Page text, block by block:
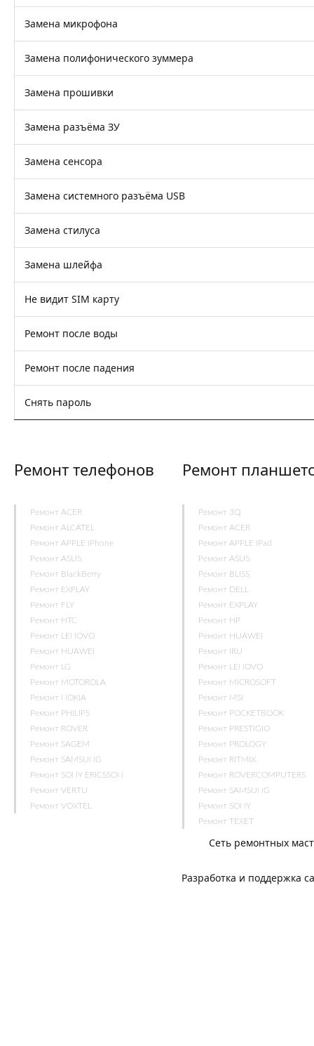
Замена микрофона
Замена полифонического зуммера
Замена прошивки
Замена разъёма ЗУ
Замена сенсора
Замена системного разъёма USB
Замена стилуса
Замена шлейфа
Не видит SIM карту
Ремонт после воды
Ремонт после падения
Снять пароль
Ремонт телефонов
Ремонт ACER
Ремонт ALCATEL
Ремонт APPLE iPhone
Ремонт ASUS
Ремонт BlackBerry
Ремонт EXPLAY
Ремонт FLY
Ремонт HTC
Ремонт LENOVO
Ремонт HUAWEI
Ремонт LG
Ремонт MOTOROLA
Ремонт NOKIA
Ремонт PHILIPS
Ремонт ROVER
Ремонт SAGEM
Ремонт SAMSUNG
Ремонт SONY ERICSSON
Ремонт VERTU
Ремонт VOXTEL
Ремонт
Ремонт 3Q
Ремонт ACER
Ремонт APPLE iPad
Ремонт ASUS
Ремонт BLISS
Ремонт DELL
Ремонт EXPLAY
Ремонт HP
Ремонт HUAWEI
Ремонт IRU
Ремонт LENOVO
Ремонт MICROSOFT
Ремонт MSI
Ремонт POCKETBOOK
Ремонт PRESTIGIO
Ремонт PROLOGY
Ремонт RITMIX
Ремонт ROVERCOMPUTERS
Ремонт SAMSUNG
Ремонт SONY
Ремонт TEXET
Сеть ремонтных
Разработка и поддержка